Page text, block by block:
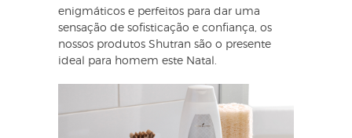
enigmáticos e perfeitos para dar uma
sensação de sofisticação e confiança, os
nossos produtos Shutran são o presente
ideal para homem este Natal.